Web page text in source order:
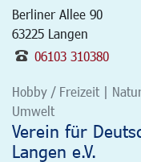
Berliner Allee 90
63225 Langen
06103 310380
Hobby / Freizeit |
Umwelt
Verein für
Langen e.V.